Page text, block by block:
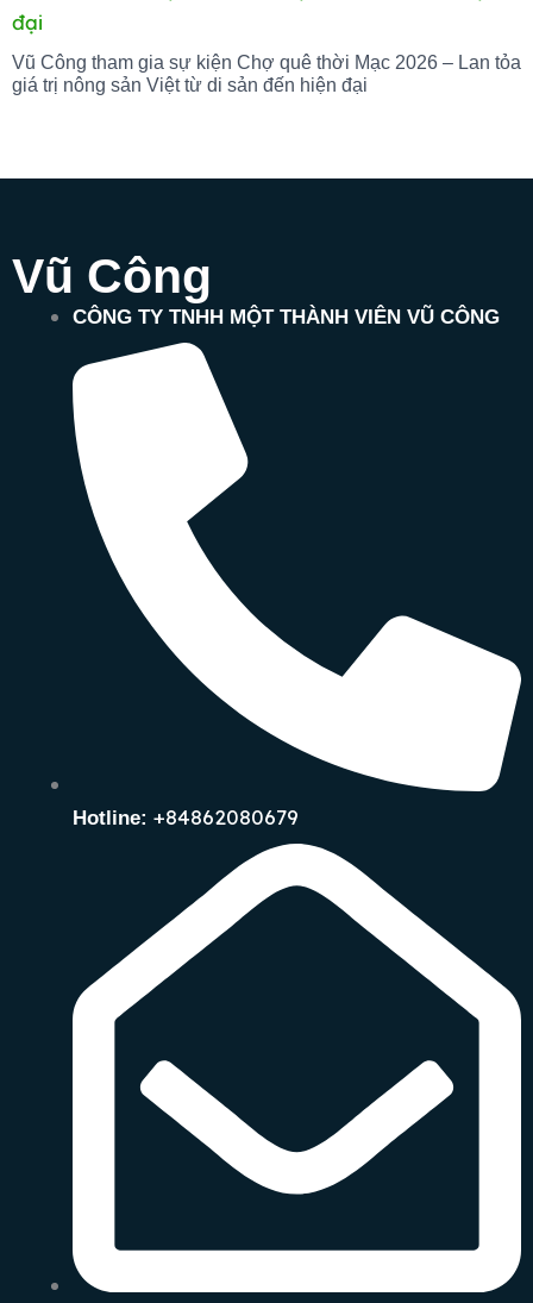
Vũ Công tham gia sự kiện Chợ quê thời Mạc 2026 – Lan tỏa
giá trị nông sản Việt từ di sản đến hiện đại
Vũ Công
CÔNG TY TNHH MỘT THÀNH VIÊN VŨ CÔNG
Hotline: +84862080679